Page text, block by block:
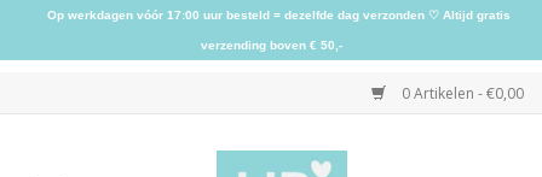
0 Artikelen - €0,00
Op werkdagen vóór 17:00 uur besteld = dezelfde dag verzonden ♡ Altijd gratis
verzending boven € 50,-